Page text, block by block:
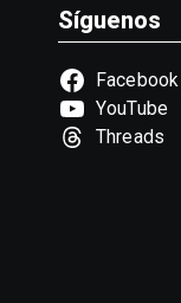
Síguenos
Facebook
YouTube
Threads